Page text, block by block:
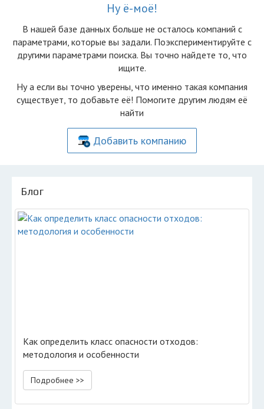
Ну ё-моё!
В нашей базе данных больше не осталоcь компаний с
параметрами, которые вы задали. Поэкспериментируйте с
другими параметрами поиска. Вы точно найдете то, что
ищите.
Ну а если вы точно уверены, что именно такая компания
существует, то добавьте её! Помогите другим людям её
найти
Добавить компанию
Блог
Как определить класс опасности отходов:
методология и особенности
Подробнее >>